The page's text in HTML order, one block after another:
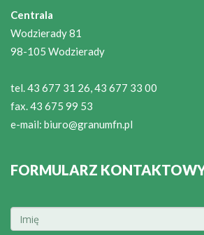
Centrala
Wodzierady 81
98-105 Wodzierady
tel. 43 677 31 26, 43 677 33 00
fax. 43 675 99 53
e-mail: biuro@granumfn.pl
FORMULARZ